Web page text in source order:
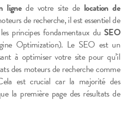
lignede votre site de location de
de recherche, il est essentiel de
principes fondamentaux du SEO
Optimization). Le SEO est un
à optimiser votre site pour qu’il
des moteurs de recherche comme
est crucial car la majorité des
la première page des résultats de